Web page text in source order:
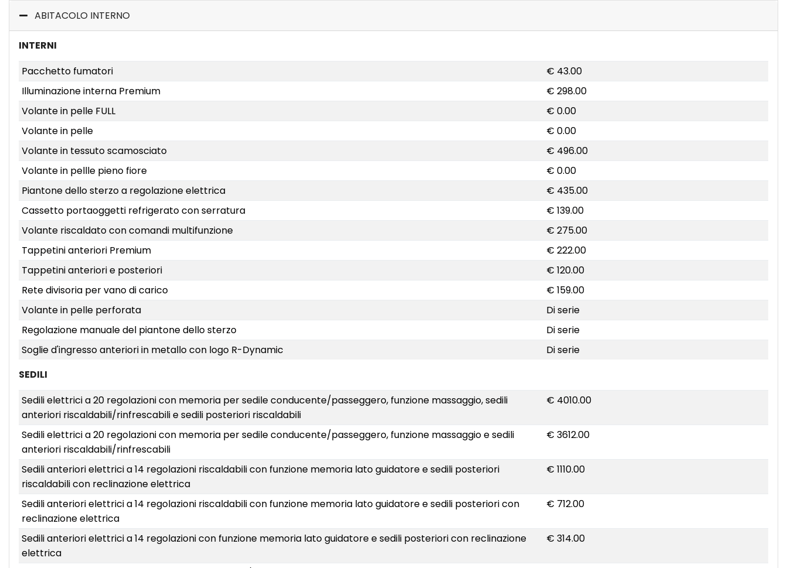
ABITACOLO INTERNO
INTERNI
Pacchetto fumatori
€ 43.00
Illuminazione interna Premium
€ 298.00
Volante in pelle FULL
€ 0.00
Volante in pelle
€ 0.00
Volante in tessuto scamosciato
€ 496.00
Volante in pellle pieno fiore
€ 0.00
Piantone dello sterzo a regolazione elettrica
€ 435.00
Cassetto portaoggetti refrigerato con serratura
€ 139.00
Volante riscaldato con comandi multifunzione
€ 275.00
Tappetini anteriori Premium
€ 222.00
Tappetini anteriori e posteriori
€ 120.00
Rete divisoria per vano di carico
€ 159.00
Volante in pelle perforata
Di serie
Regolazione manuale del piantone dello sterzo
Di serie
Soglie d'ingresso anteriori in metallo con logo R-Dynamic
Di serie
SEDILI
Sedili elettrici a 20 regolazioni con memoria per sedile conducente/passeggero, funzione massaggio, sedili
anteriori riscaldabili/rinfrescabili e sedili posteriori riscaldabili
€ 4010.00
Sedili elettrici a 20 regolazioni con memoria per sedile conducente/passeggero, funzione massaggio e sedili
anteriori riscaldabili/rinfrescabili
€ 3612.00
Sedili anteriori elettrici a 14 regolazioni riscaldabili con funzione memoria lato guidatore e sedili posteriori
riscaldabili con reclinazione elettrica
€ 1110.00
Sedili anteriori elettrici a 14 regolazioni riscaldabili con funzione memoria lato guidatore e sedili posteriori con
reclinazione elettrica
€ 712.00
Sedili anteriori elettrici a 14 regolazioni con funzione memoria lato guidatore e sedili posteriori con reclinazione
elettrica
€ 314.00